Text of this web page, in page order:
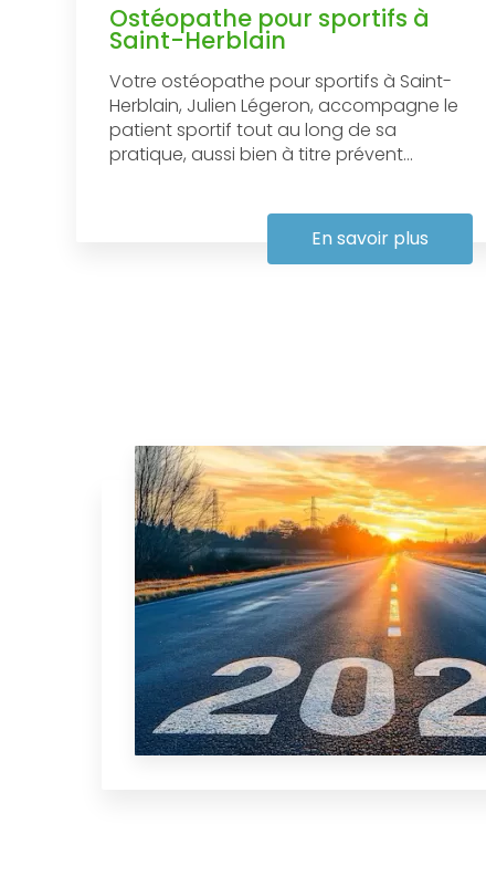
Ostéopathe pour sportifs à
Saint-Herblain
Votre ostéopathe pour sportifs à Saint-
Herblain, Julien Légeron, accompagne le
patient sportif tout au long de sa
pratique, aussi bien à titre prévent...
En savoir plus